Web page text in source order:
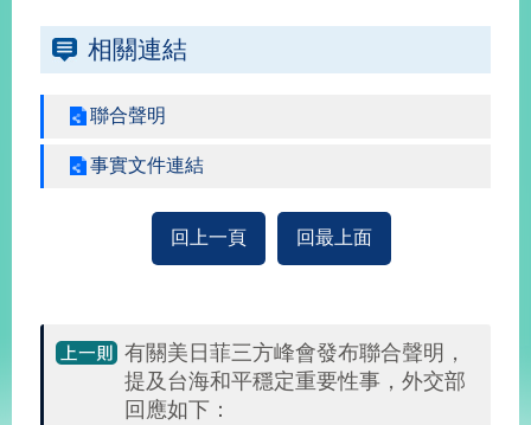
心
外
相關連結
聯合聲明
事實文件連結
回上一頁 回最上面
有關美日菲三方峰會發布聯合聲明，
提及台海和平穩定重要性事，外交部
回應如下：